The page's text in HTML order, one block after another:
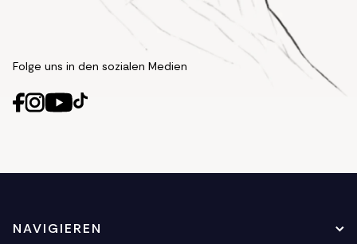
Folge uns in den sozialen Medien
NAVIGIEREN